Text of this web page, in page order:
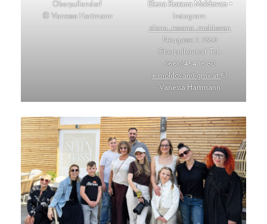
Oberpullendorf
© Vanessa Hartmann
Elena Roxana Moldovan•
Instagram:
elena_roxana_moldovan
Neugasse 7, 7350
Oberpullendorf Tel.:
0660/454 18 80
e.moldovan@gmx.at ©
Vanessa Hartmann